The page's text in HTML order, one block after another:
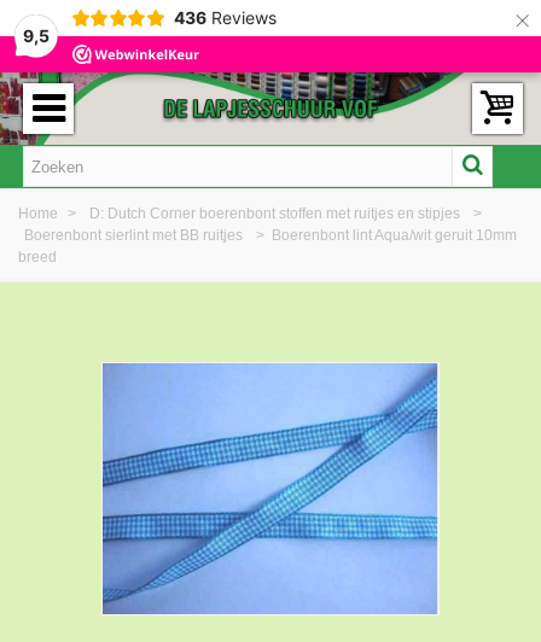
9,5
436 Reviews ×
Home > D: Dutch Corner boerenbont stoffen met ruitjes en stipjes
>
Boerenbont sierlint met BB ruitjes
> Boerenbont lint Aqua/wit geruit 10mm
breed